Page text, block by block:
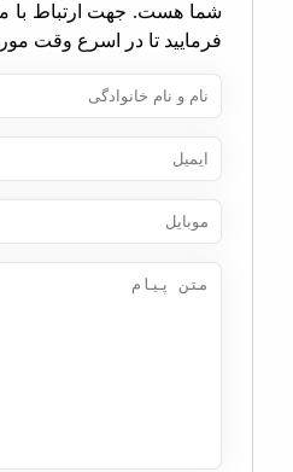
هست. جهت ارتباط با ما،
تا در اسرع وقت مورد شما را